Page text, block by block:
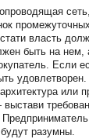
промежуточных
власть
быть на нем,
Если
или
разумны.